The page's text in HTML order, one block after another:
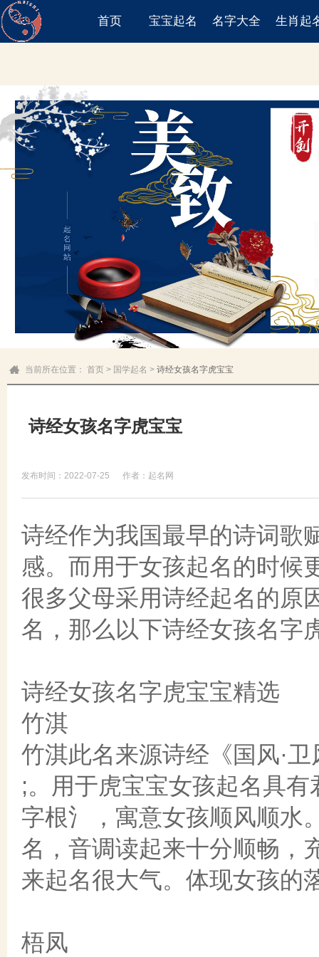
首页 宝宝起名 名字大全 生肖起
当前所在位置： 首页 > 国学起名 > 诗经女孩名字虎宝宝
诗经女孩名字虎宝宝
发布时间：2022-07-25 作者：起名网
诗经作为我国最早的诗词歌
感。而用于女孩起名的时候
很多父母采用诗经起名的原
名，那么以下诗经女孩名字
诗经女孩名字虎宝宝精选
竹淇
竹淇此名来源诗经《国风·
;。用于虎宝宝女孩起名具
字根氵，寓意女孩顺风顺水
名，音调读起来十分顺畅，
来起名很大气。体现女孩的
梧凤